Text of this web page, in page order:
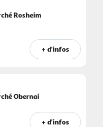
Rosheim
+ d'infos
Obernai
+ d'infos